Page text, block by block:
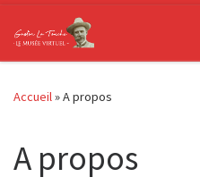
Passer au contenu
Accueil»A propos
A propos